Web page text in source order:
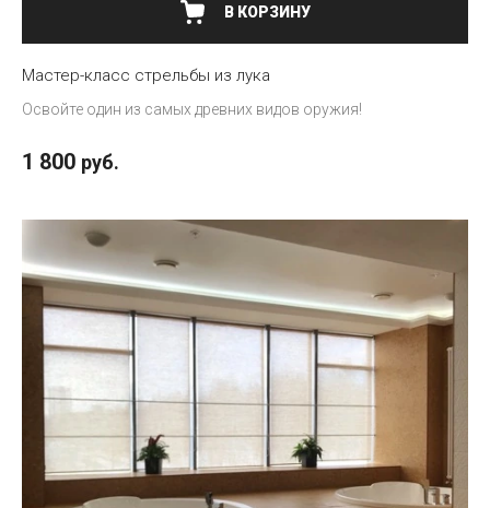
В КОРЗИНУ
Мастер-класс стрельбы из лука
Освойте один из самых древних видов оружия!
1 800 руб.